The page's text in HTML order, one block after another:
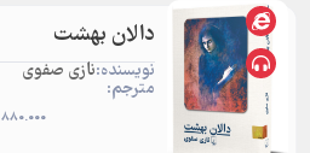
دالان بهشت
نویسنده:نازی صفوی
مترجم:
880.000